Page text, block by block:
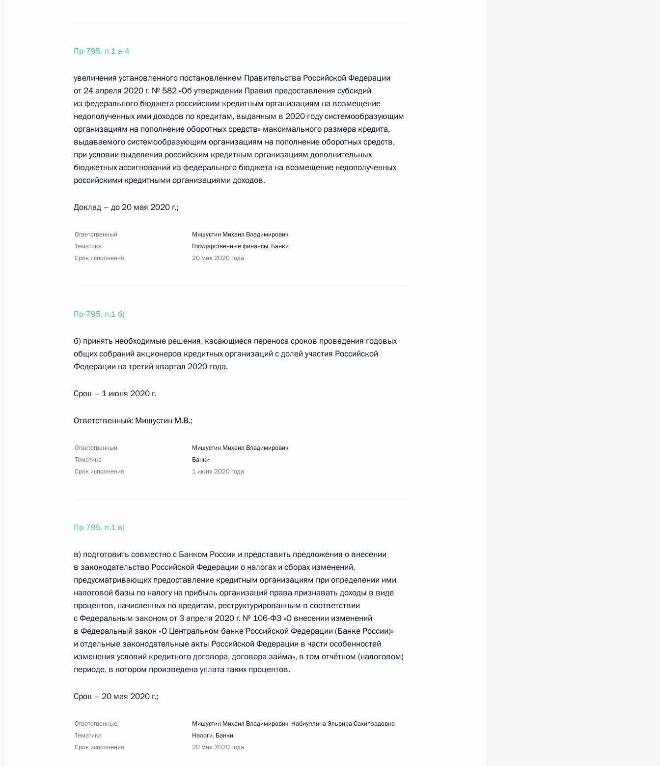
4 мая 2020 года, понедельник
промышленности
4 мая 2020 года, 19:00 14 поручений
Перечень поручений по итогам совещания по ситуации с паводками и пожарами
в субъектах Российской Федерации
4 мая 2020 года, 18:00
Поручение Председателю Правительства Михаилу Мишустину
28 апреля 2020 года, 19:10
сообщества
27 апреля 2020 года, 19:00 3 поручения
24 апреля 2020 года, пятница
Перечень поручений по итогам встречи с представителями общественности
24 апреля 2020 года, 17:00 5 поручений
отрасли
21 апреля 2020 года, вторник
Перечень поручений по итогам совещания с членами Правительства
21 апреля 2020 года, 21:00 11 поручений
17 апреля 2020 года, пятница
Перечень поручений по итогам совещания о санитарно-эпидемиологической
17 апреля 2020 года, 11:30 5 поручений
Пр-795, п.1 а-4
увеличения установленного постановлением Правительства Российской Федерации
от 24 апреля 2020 г. № 582 «Об утверждении Правил предоставления субсидий
из федерального бюджета российским кредитным организациям на возмещение
недополученных ими доходов по кредитам, выданным в 2020 году системообразующим
организациям на пополнение оборотных средств» максимального размера кредита,
выдаваемого системообразующим организациям на пополнение оборотных средств,
при условии выделения российским кредитным организациям дополнительных
бюджетных ассигнований из федерального бюджета на возмещение недополученных
российскими кредитными организациями доходов.
Доклад – до 20 мая 2020 г.;
Ответственный
Мишустин Михаил Владимирович
Тематика
Государственные финансы, Банки
Срок исполнения
20 мая 2020 года
Пр-795, п.1 б)
б) принять необходимые решения, касающиеся переноса сроков проведения годовых
общих собраний акционеров кредитных организаций с долей участия Российской
Федерации на третий квартал 2020 года.
Срок – 1 июня 2020 г.
Ответственный: Мишустин М.В.;
Ответственный
Мишустин Михаил Владимирович
Тематика
Банки
Срок исполнения
1 июня 2020 года
Пр-795, п.1 в)
в) подготовить совместно с Банком России и представить предложения о внесении
в законодательство Российской Федерации о налогах и сборах изменений,
предусматривающих предоставление кредитным организациям при определении ими
налоговой базы по налогу на прибыль организаций права признавать доходы в виде
процентов, начисленных по кредитам, реструктурированным в соответствии
с Федеральным законом от 3 апреля 2020 г. № 106-ФЗ «О внесении изменений
в Федеральный закон «О Центральном банке Российской Федерации (Банке России)»
и отдельные законодательные акты Российской Федерации в части особенностей
изменения условий кредитного договора, договора займа», в том отчётном (налоговом)
периоде, в котором произведена уплата таких процентов.
Срок – 20 мая 2020 г.;
Ответственные Мишустин Михаил Владимирович, Набиуллина Эльвира Сахипзадовна
Тематика
Налоги, Банки
Срок исполнения
20 мая 2020 года